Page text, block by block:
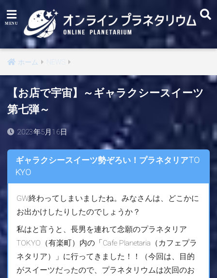
ホーム NEWS
【お店で宇宙】～ギャラクシースイーツ
第七弾～
2023年5月16日
ギャラクシースイーツ勢ぞろい！プラネタリアTO
KYO
GW終わってしまいましたね。みなさんは、どこかに
お出かけしたりしたのでしょうか？
私はと言うと、長男を連れて念願のプラネタリア
TOKYO（有楽町）内の「Cafe Planetaria（カフェプラ
ネタリア）」に行ってきました！！（今回は、目的
がスイーツだったので、プラネタリウムは次回のお